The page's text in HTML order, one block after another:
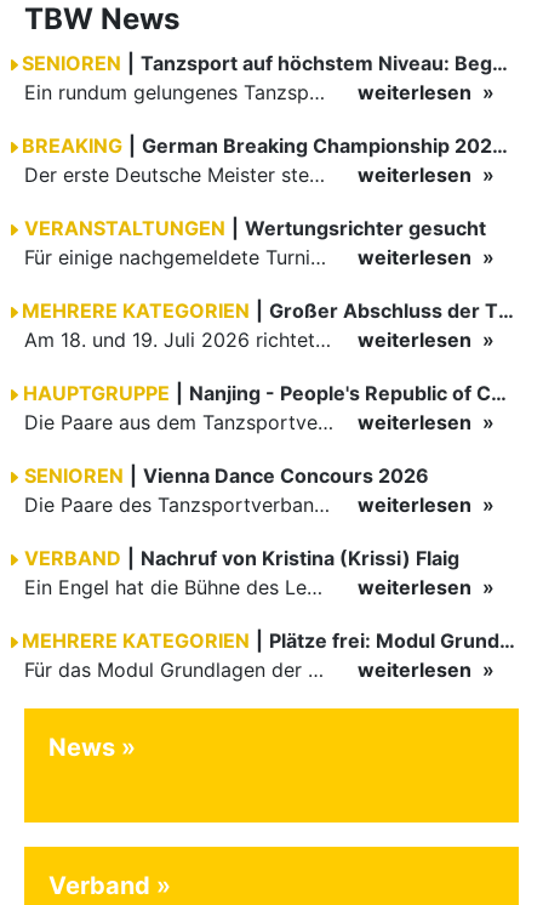
TBW News
SENIOREN
Tanzsport auf höchstem Niveau: Begeisterung bei den Turnieren in…
Ein rundum gelungenes Tanzsport-Wochenende liegt hinter den Paaren und Organisatoren in Enzklösterle. Am 1. und 2. August 2026 verwandelte sich die Festhalle wieder in einen lebendigen Mittelpunkt des…
weiterlesen
BREAKING
German Breaking Championship 2026 in Hannover
Der erste Deutsche Meister steht fest B-Boy Roman siegt bei den Juniors
weiterlesen
VERANSTALTUNGEN
Wertungsrichter gesucht
Für einige nachgemeldete Turniere im 2 Halbjahr sucht der ZWE noch Wertungsrichter.
weiterlesen
MEHRERE KATEGORIEN
Großer Abschluss der TBW-Trophy in Weinheim
Am 18. und 19. Juli 2026 richtete die Tanzsportabteilung (TSA) der TSG 1862 Weinheim das Abschlussturnier der diesjährigen TBW-Trophy-Serie aus. Zum traditionellen Saisonfinale kamen rund 400 Starts über…
weiterlesen
HAUPTGRUPPE
Nanjing - People's Republic of China
Die Paare aus dem Tanzsportverband Baden-Württemberg (TBW) haben beim hochklassig besetzten WDSF GrandSlam im chinesischen Nanjing wieder einmal auf internationalem Top-Niveau geglänzt. Das…
weiterlesen
SENIOREN
Vienna Dance Concours 2026
Die Paare des Tanzsportverbandes Baden-Württemberg (TBW) glänzten auf dem internationalen Parkett des Vienna Dance Concourse 2026 im Wiener Rathaus mit hervorragenden Platzierungen Ergebnisse unter: …
weiterlesen
VERBAND
Nachruf von Kristina (Krissi) Flaig
Ein Engel hat die Bühne des Lebens verlassen. Viel zu früh, plötzlich und für uns alle unfassbar, wurde unsere geliebte Kristina (Krissi) Flaig im Alter von 36 Jahren aus dem Leben gerissen. Das Tanzen…
weiterlesen
MEHRERE KATEGORIEN
Plätze frei: Modul Grundlagen
Für das Modul Grundlagen der Breitensportausbildung vom 10. bis 13. September an der Landessportschule Albstadt sind noch Plätze frei. Das Modul kann auch für den Lizenzerhalt (30 LE fachlich) genutzt…
weiterlesen
News
Verband